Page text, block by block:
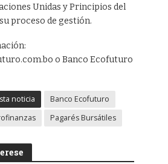
Unidas y Principios del
proceso de gestión.
o Banco Ecofuturo
noticia
Banco Ecofuturo
Pagarés Bursátiles